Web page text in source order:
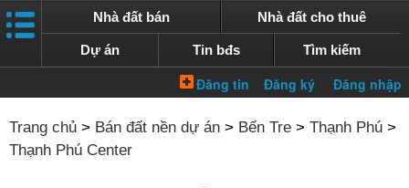
Nhà đất bán Nhà đất cho thuê
Dự án Tin bđs Tìm kiếm
Trang chủ > Bán đất nền dự án > Bến Tre > Thạnh Phú >
Thạnh Phú Center